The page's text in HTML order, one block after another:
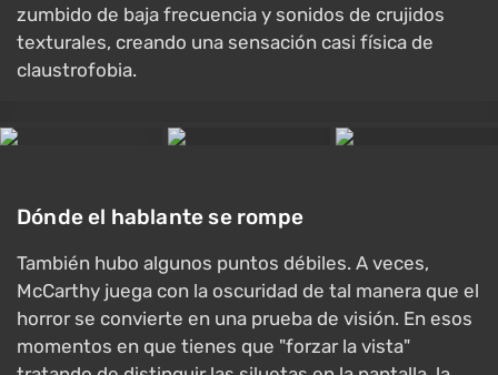
zumbido de baja frecuencia y sonidos de crujidos
texturales, creando una sensación casi física de
claustrofobia.
Dónde el hablante se rompe
También hubo algunos puntos débiles. A veces,
McCarthy juega con la oscuridad de tal manera que el
horror se convierte en una prueba de visión. En esos
momentos en que tienes que "forzar la vista"